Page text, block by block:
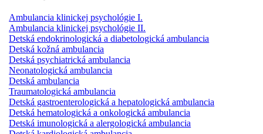
Ambulancia klinickej psychológie I.
Ambulancia klinickej psychológie II.
Detská endokrinologická a diabetologická ambulancia
Detská kožná ambulancia
Detská psychiatrická ambulancia
Neonatologická ambulancia
Detská ambulancia
Traumatologická ambulancia
Detská gastroenterologická a hepatologická ambulancia
Detská hematologická a onkologická ambulancia
Detská imunologická a alergologická ambulancia